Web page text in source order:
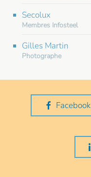
Secolux
Membres Infosteel
Gilles Martin
Photographe
Facebook